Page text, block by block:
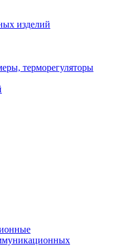
изделий
терморегуляторы